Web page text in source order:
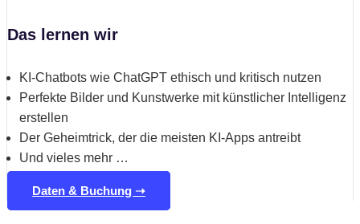
Das lernen wir
KI-Chatbots wie ChatGPT ethisch und kritisch nutzen
Perfekte Bilder und Kunstwerke mit künstlicher Intelligenz
erstellen
Der Geheimtrick, der die meisten KI-Apps antreibt
Und vieles mehr …
Daten & Buchung ➝